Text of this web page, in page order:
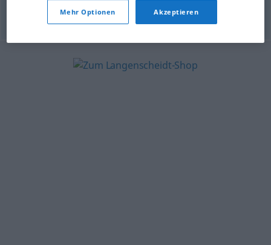
© OpenThesaurus-es
Mehr Optionen Akzeptieren